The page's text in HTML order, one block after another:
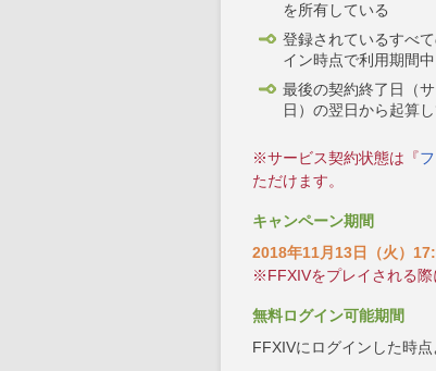
を所有している
登録されているすべ
イン時点で利用期間
最後の契約終了日（
日）の翌日から起算
※サービス契約状態は『
ただけます。
キャンペーン期間
2018年11月13日（火）
※FFXIVをプレイされる際
無料ログイン可能期間
FFXIVにログインした時